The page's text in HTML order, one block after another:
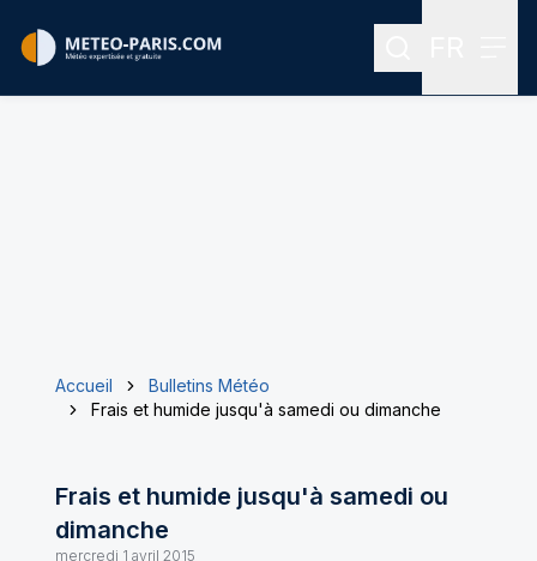
Rechercher
Accueil
Bulletins Météo
Frais et humide jusqu'à samedi ou dimanche
Frais et humide jusqu'à samedi ou
dimanche
mercredi 1 avril 2015